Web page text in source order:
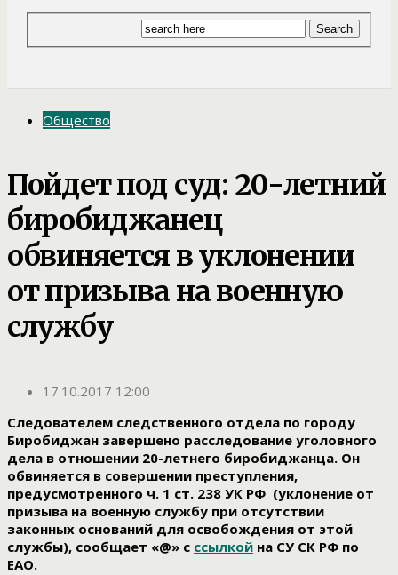
Общество
Пойдет под суд: 20-летний
биробиджанец
обвиняется в уклонении
от призыва на военную
службу
17.10.2017 12:00
Следователем следственного отдела по городу
Биробиджан завершено расследование уголовного
дела в отношении 20-летнего биробиджанца. Он
обвиняется в совершении преступления,
предусмотренного ч. 1 ст. 238 УК РФ (уклонение от
призыва на военную службу при отсутствии
законных оснований для освобождения от этой
службы), сообщает «@» с ссылкой на СУ СК РФ по
ЕАО.